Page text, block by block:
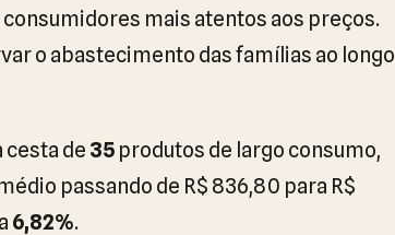
mais atentos aos preços.
o abastecimento das famílias ao longo
cesta de 35 produtos de largo consumo,
passando de R$ 836,80 para R$
6,82%.